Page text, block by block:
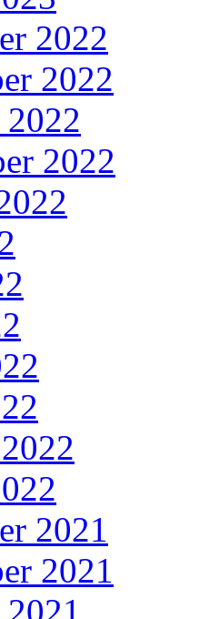
2022
2022
2022
2021
2021